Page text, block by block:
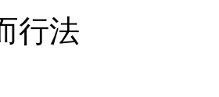
力而行